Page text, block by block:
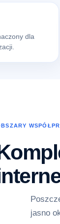
dla
jasno